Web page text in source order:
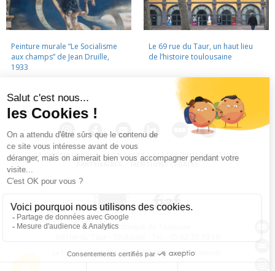
Peinture murale “Le Socialisme
aux champs” de Jean Druille,
1933
Le 69 rue du Taur, un haut lieu
de l’histoire toulousaine
LA CINÉMATHÈQUE CONTACTS · LETTRE D'INFORMATION
PARTENAIRES · MENTIONS LÉGALES
La Cinémathèque de Toulouse
La Cinémathèque de Toulouse © 2015. Tous droits réservés.